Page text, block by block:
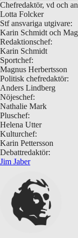
Chefredaktör, vd och
Lotta Folcker
Stf ansvariga utgivare:
Karin Schmidt och
Redaktionschef:
Karin Schmidt
Sportchef:
Magnus Herbertsson
Politisk chefredaktör:
Anders Lindberg
Nöjeschef:
Nathalie Mark
Pluschef:
Helena Utter
Kulturchef:
Karin Pettersson
Debattredaktör:
Jim Jaber